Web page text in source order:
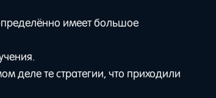
имеет большое
деле те стратегии, что приходили